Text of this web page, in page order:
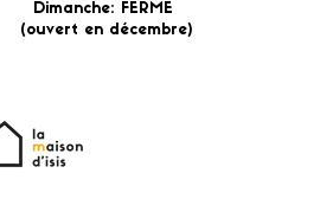
Dimanche: FERMÉ
(ouvert en décembre)